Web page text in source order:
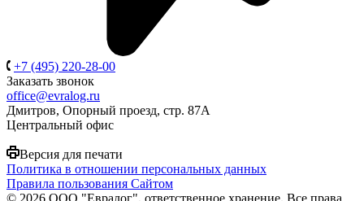
+7 (495) 220-28-00
Заказать звонок
office@evralog.ru
Дмитров, Опорный проезд, стр. 87А
Центральный офис
Версия для печати
Политика в отношении персональных данных
Правила пользования Сайтом
© 2026 ООО "Евралог", ответственное хранение. Все права